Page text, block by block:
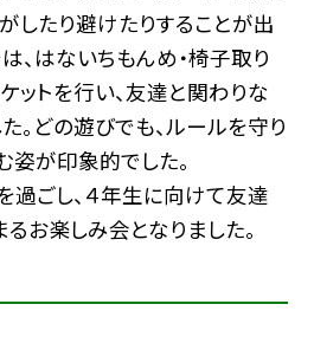
したり避けたりすることが出
、はないちもんめ・椅子取り
ットを行い、友達と関わりな
。どの遊びでも、ルールを守り
が印象的でした。
ごし、４年生に向けて友達
お楽しみ会となりました。